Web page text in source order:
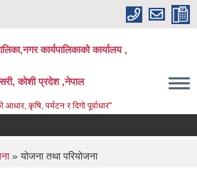
कार्यपालिकाको कार्यालय ,
कोशी प्रदेश ,नेपाल
आधार, कृषि, पर्यटन र दिगो पूर्वाधार"
» योजना तथा परियोजना